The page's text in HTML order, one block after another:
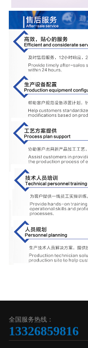
全国服务热线：
13326859816